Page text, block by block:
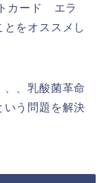
カード エラ
をオススメし
、、乳酸菌革命
いう問題を解決